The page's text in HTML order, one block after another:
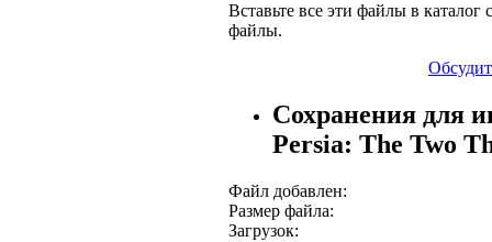
Вставьте все эти файлы в каталог
файлы.
Сохранения для
Persia: The Two
Файл добавлен:
Размер файла:
Загрузок: